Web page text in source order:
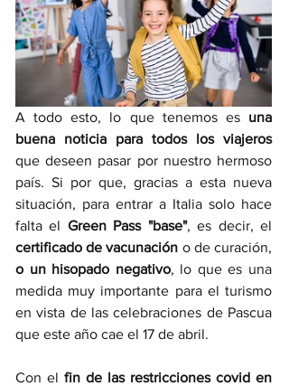
A todo esto, lo que tenemos es una
buena noticia para todos los viajeros
que deseen pasar por nuestro hermoso
país. Si por que, gracias a esta nueva
situación, para entrar a Italia solo hace
falta el Green Pass "base"
certificado de vacunación
o un hisopado negativo, lo que es una
medida muy importante para el turismo
en vista de las celebraciones de Pascua
que este año cae el 17 de abril.
Con el fin de las restricciones covid en